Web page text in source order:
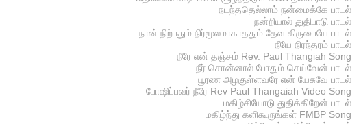
நடந்ததெல்லாம் நன்மைக்கே பாடல்
நன்றியால் துதிபாடு பாடல்
நான் நிற்பதும் நிர்மூலமாகாததும் தேவ கிருபையே பாடல்
நீயே நிரந்தரம் பாடல்
நீரே என் தஞ்சம் Rev. Paul Thangiah Song
நீர் சொன்னால் போதும் செய்வேன் பாடல்
பூரண அழகுள்ளவரே என் யேசுவே பாடல்
போஷிப்பவர் நீரே Rev Paul Thangaiah Video Song
மகிழ்சியோடு துதிக்கிறேன் பாடல்
மகிழ்ந்து களிகூருங்கள் FMBP Song